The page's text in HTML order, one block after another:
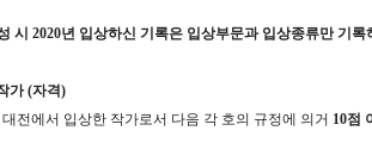
시 2020년 입상하신 기록은 입상부문과 입상종류만 기록
가(자격)
전에서 입상한 작가로서 다음 각 호의 규정에 의거 10점